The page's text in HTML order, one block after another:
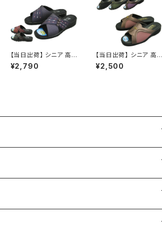
【当日出荷】 シニア 高
齢者用 老人 靴 NEUS
HI レディース接触冷感
ラー 定番品
¥2,790
【当日出荷】 シニア 高
齢者用 老人 靴 レディ
ースヘップ hi2110 レデ
¥2,500